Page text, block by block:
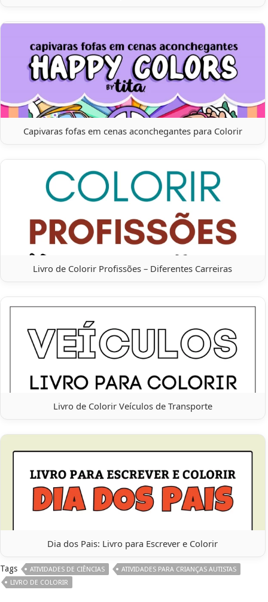
Capivaras fofas em cenas aconchegantes para Colorir
Livro de Colorir Profissões – Diferentes Carreiras
Livro de Colorir Veículos de Transporte
Dia dos Pais: Livro para Escrever e Colorir
Tags ATIVIDADES DE CIÊNCIAS
ATIVIDADES PARA CRIANÇAS AUTISTAS
LIVRO DE COLORIR